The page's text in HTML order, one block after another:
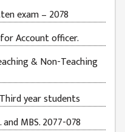
exam – 2078
Account officer.
& Non-Teaching
year students
MBS. 2077-078